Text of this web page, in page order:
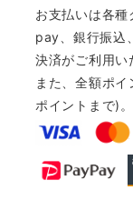
お支払いは各
pay、銀行振込
決済がご利用い
また、全額ポ
ポイントまで)。